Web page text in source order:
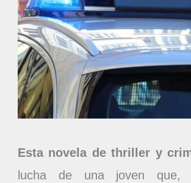
Esta novela de thriller y
lucha de una joven que,